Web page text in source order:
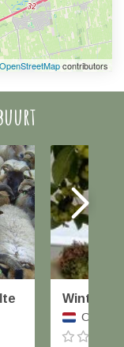
OpenStreetMapcontributors